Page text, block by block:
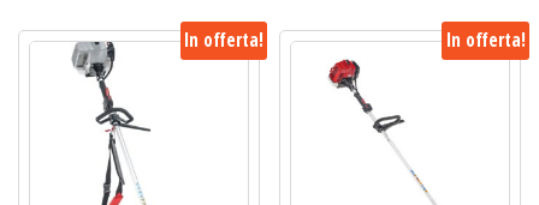
In offerta! In offerta!